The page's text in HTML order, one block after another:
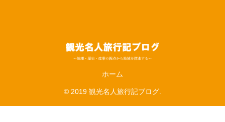
ホーム
© 2019 観光名人旅行記ブログ.